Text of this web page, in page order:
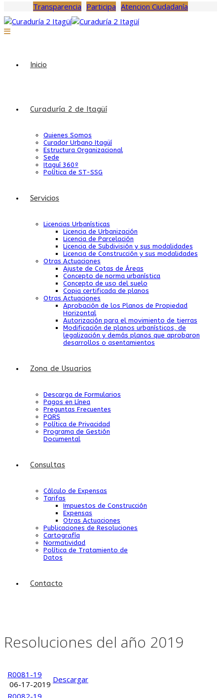
Transparencia Participa Atencion Ciudadanía
Inicio
Curaduría 2 de Itagüí
Quienes Somos
Curador Urbano Itagüí
Estructura Organizacional
Sede
Itaguí 360º
Política de ST-SSG
Servicios
Licencias Urbanísticas
Licencia de Urbanización
Licencia de Parcelación
Licencia de Subdivisión y sus modalidades
Licencia de Construcción y sus modalidades
Otras Actuaciones
Ajuste de Cotas de Áreas
Concepto de norma urbanística
Concepto de uso del suelo
Copia certificada de planos
Otras Actuaciones
Aprobación de los Planos de Propiedad
Horizontal
Autorización para el movimiento de tierras
Modificación de planos urbanísticos, de
legalización y demás planos que aprobaron
desarrollos o asentamientos
Zona de Usuarios
Descarga de Formularios
Pagos en Línea
Preguntas Frecuentes
PQRS
Política de Privacidad
Programa de Gestión
Documental
Consultas
Cálculo de Expensas
Tarifas
Impuestos de Construcción
Expensas
Otras Actuaciones
Publicaciones de Resoluciones
Cartografía
Normatividad
Política de Tratamiento de
Datos
Contacto
Resoluciones del año 2019
Título
Descargar
R0081-19
06-17-2019 Descargar
R0082-19